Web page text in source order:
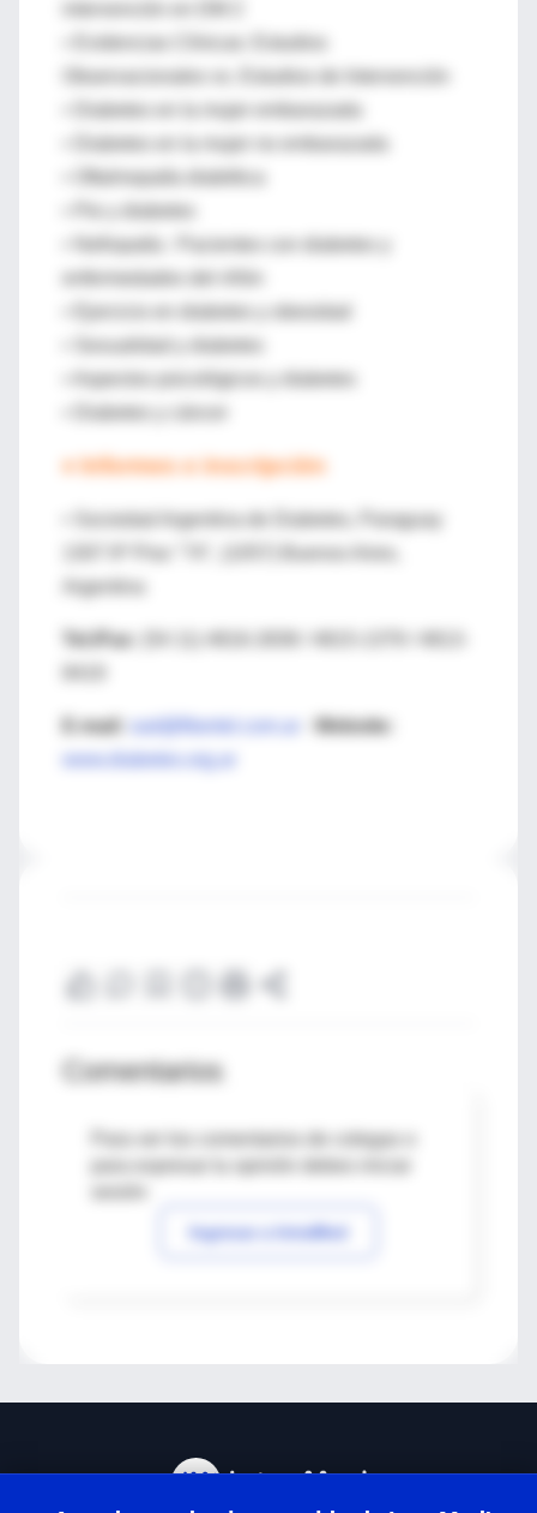
• Oftalmopatía diabética
• Nefropatía : Pacientes con diabetes y
• Aspectos psicológicos y diabetes
♦ Informes e inscripción
• Sociedad Argentina de Diabetes, Paraguay
Argentina
Tel./Fax:
E-mail:
Website:
Comentarios
Para ver los comentarios de colegas o
Ingresar a IntraMed